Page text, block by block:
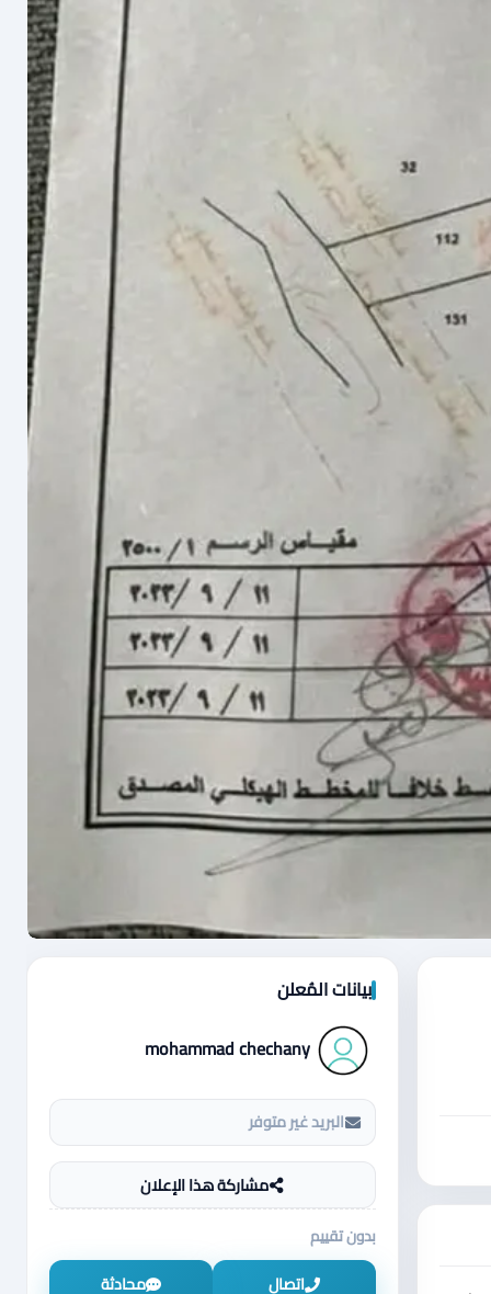
بيانات المُعلن
mohammad chechany
البريد غير متوفر
مشاركة هذا الإعلان
بدون تقييم
اتصال
محادثة